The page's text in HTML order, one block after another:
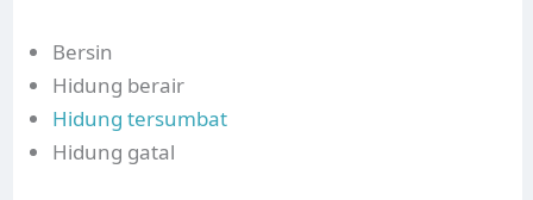
Bersin
Hidung berair
Hidung tersumbat
Hidung gatal